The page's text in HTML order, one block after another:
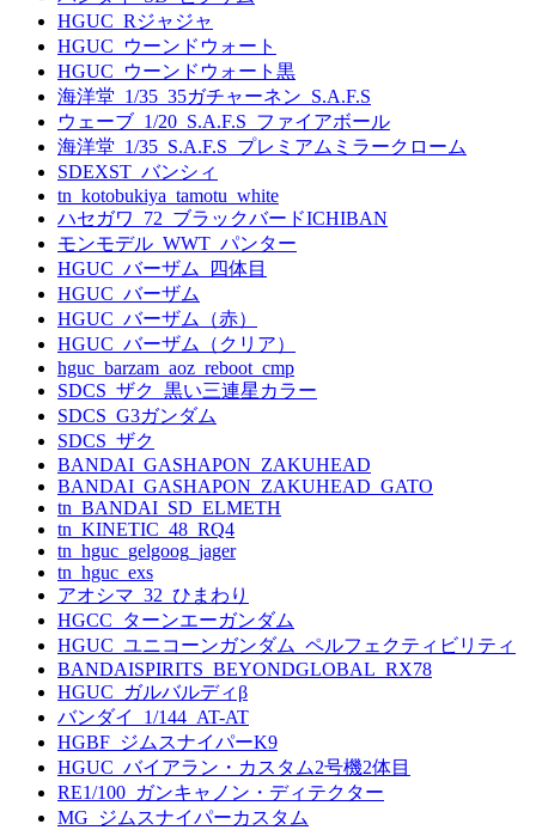
HGUC_Rジャジャ
HGUC_ウーンドウォート
HGUC_ウーンドウォート黒
海洋堂_1/35_35ガチャーネン_S.A.F.S
ウェーブ_1/20_S.A.F.S_ファイアボール
海洋堂_1/35_S.A.F.S_プレミアムミラークローム
SDEXST_バンシィ
tn_kotobukiya_tamotu_white
ハセガワ_72_ブラックバードICHIBAN
モンモデル_WWT_パンター
HGUC_バーザム_四体目
HGUC_バーザム
HGUC_バーザム（赤）
HGUC_バーザム（クリア）
hguc_barzam_aoz_reboot_cmp
SDCS_ザク_黒い三連星カラー
SDCS_G3ガンダム
SDCS_ザク
BANDAI_GASHAPON_ZAKUHEAD
BANDAI_GASHAPON_ZAKUHEAD_GATO
tn_BANDAI_SD_ELMETH
tn_KINETIC_48_RQ4
tn_hguc_gelgoog_jager
tn_hguc_exs
アオシマ_32_ひまわり
HGCC_ターンエーガンダム
HGUC_ユニコーンガンダム_ペルフェクティビリティ
BANDAISPIRITS_BEYONDGLOBAL_RX78
HGUC_ガルバルディβ
バンダイ_1/144_AT-AT
HGBF_ジムスナイパーK9
HGUC_バイアラン・カスタム2号機2体目
RE1/100_ガンキャノン・ディテクター
MG_ジムスナイパーカスタム